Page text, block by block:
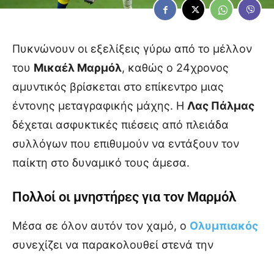
Πυκνώνουν οι εξελίξεις γύρω από το μέλλον
του Μικαέλ Μαρμόλ, καθώς ο 24χρονος
αμυντικός βρίσκεται στο επίκεντρο μιας
έντονης μεταγραφικής μάχης. Η Λας Πάλμας
δέχεται ασφυκτικές πιέσεις από πλειάδα
συλλόγων που επιθυμούν να εντάξουν τον
παίκτη στο δυναμικό τους άμεσα.
Πολλοί οι μνηστήρες για τον Μαρμόλ
Μέσα σε όλον αυτόν τον χαμό, ο Ολυμπιακός
συνεχίζει να παρακολουθεί στενά την